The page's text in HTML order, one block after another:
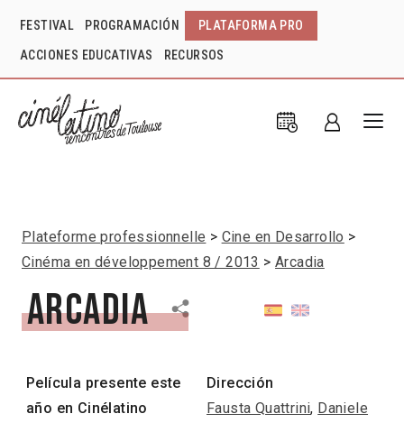
FESTIVAL PROGRAMACIÓN PLATAFORMA PRO
ACCIONES EDUCATIVAS RECURSOS
Plateforme professionnelle
Cine en Desarrollo
Cinéma en développement 8 / 2013
Arcadia
Arcadia
Película presente este
año en Cinélatino
Dirección
Fausta Quattrini, Daniele